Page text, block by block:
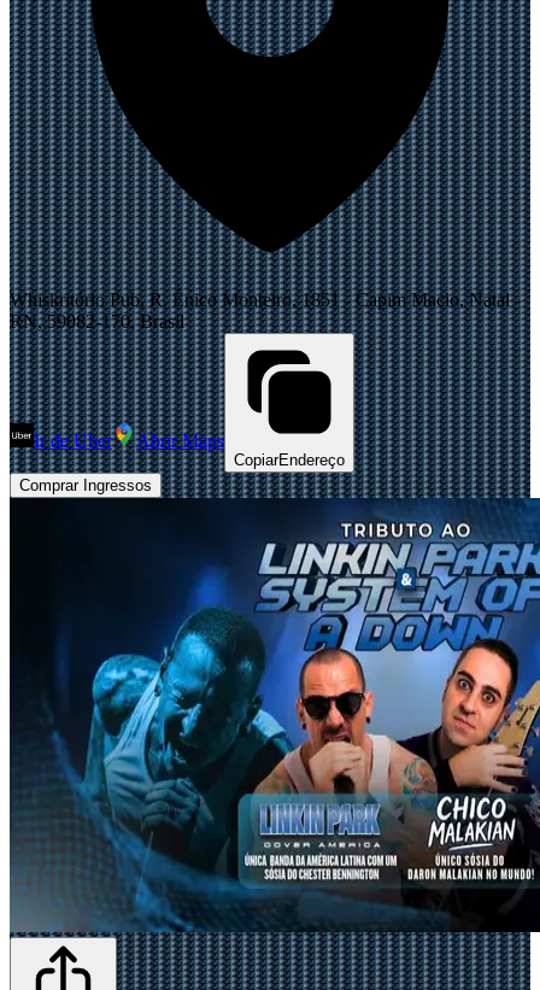
Whiskritório Pub, R. Énico Monteiro, 1851 - Capim Macio, Natal -
RN, 59082-170, Brasil
Ir de Uber Abrir Maps
CopiarEndereço
Comprar Ingressos